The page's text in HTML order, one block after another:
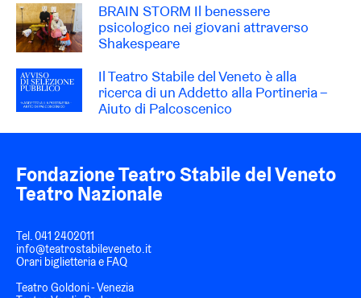
BRAIN STORM Il benessere
psicologico nei giovani attraverso
Shakespeare
Il Teatro Stabile del Veneto è alla
ricerca di un Addetto alla Portineria –
Aiuto di Palcoscenico
Fondazione Teatro Stabile del Veneto
Teatro Nazionale
Tel.041 2402011
info@teatrostabileveneto.it
Orari biglietteria e FAQ
Teatro Goldoni - Venezia